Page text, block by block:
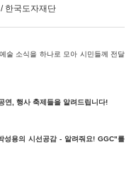
한국도자재단
술 소식을 하나로 모아 시민들께 전달
연, 행사 축제들을 알려드립니다!
성용의 시선공감 - 알려줘요! GGC"를